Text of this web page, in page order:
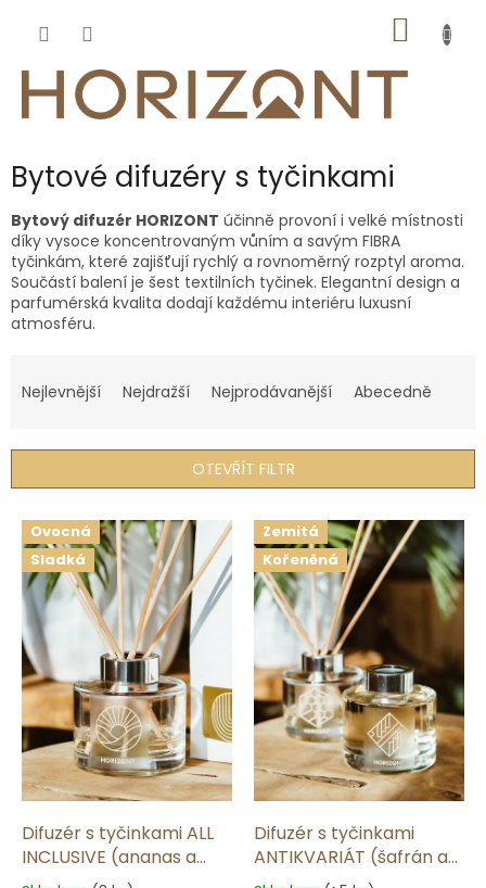
KOŠÍK
Bytové difuzéry s tyčinkami
Bytový difuzér HORIZONT účinně provoní i velké místnosti
díky vysoce koncentrovaným vůním a savým FIBRA
tyčinkám, které zajišťují rychlý a rovnoměrný rozptyl aroma.
Součástí balení je šest textilních tyčinek. Elegantní design a
parfumérská kvalita dodají každému interiéru luxusní
atmosféru.
a
í
o
d
u
ů
Nejlevnější Nejdražší Nejprodávanější Abecedně
OTEVŘÍT FILTR
V
p
p
o
d
u
ů
Ovocná
Sladká
Difuzér s tyčinkami ALL
INCLUSIVE (ananas a
kokos) | 165 ml
Zemitá
Kořeněná
Difuzér s tyčinkami
ANTIKVARIÁT (šafrán a
dřevo) | 165 ml